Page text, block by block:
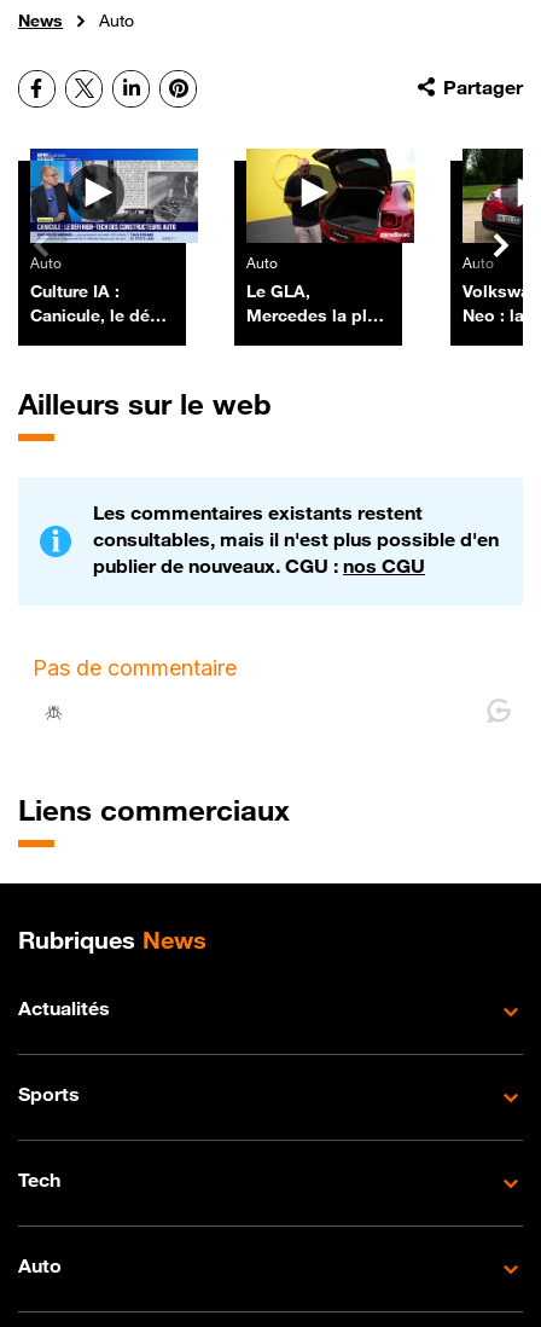
News Auto
Partager
Facebook
X LinkedInPinterest
Autres vidéos
Auto
Culture IA :
Canicule, le défi
Morel - 10/07
Auto
Le GLA,
Mercedes la plus
Auto
Neo : la
Ailleurs sur le web
Les commentaires existants restent
consultables, mais il n'est plus possible d'en
publier de nouveaux. CGU : nos CGU
Liens commerciaux
Plan de site
Rubriques News
Actualités
Sports
Tech
Auto